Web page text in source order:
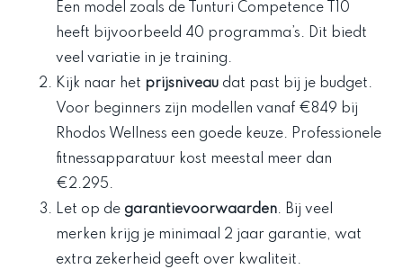
Een model zoals de Tunturi Competence T10
heeft bijvoorbeeld 40 programma’s. Dit biedt
veel variatie in je training.
Kijk naar het prijsniveau dat past bij je budget.
Voor beginners zijn modellen vanaf €849 bij
Rhodos Wellness een goede keuze. Professionele
fitnessapparatuur kost meestal meer dan
€2.295.
Let op de garantievoorwaarden. Bij veel
merken krijg je minimaal 2 jaar garantie, wat
extra zekerheid geeft over kwaliteit.